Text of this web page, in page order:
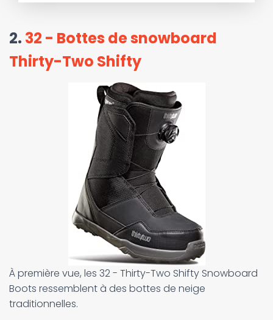
2. 32 - Bottes de snowboard
Thirty-Two Shifty
À première vue, les 32 - Thirty-Two Shifty Snowboard
Boots ressemblent à des bottes de neige
traditionnelles.